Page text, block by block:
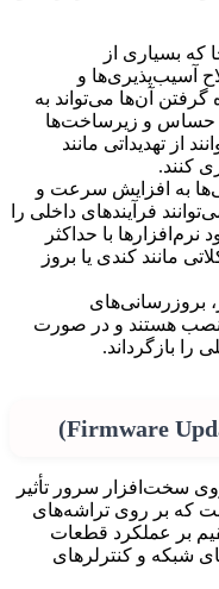
که بسیاری از
آسیب‌پذیری‌ها و
گرفتن آن‌ها می‌تواند به
حساس و زیرساخت‌ها
از تهدیداتی مانند
کنند.
به افزایش سرعت و
فرآیندهای داخلی را
با حداکثر
مانند کندی یا بروز
بروزرسانی‌های
نصب هستند و در صورت
بازگرداند.
سخت‌افزار سرور تأثیر
که بر روی تراشه‌های
بر عملکرد قطعات
شبکه و کنترلرهای